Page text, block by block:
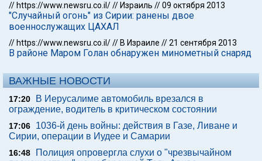
// https://www.newsru.co.il/// Израиль //09 октября 2013
"Случайный огонь" из Сирии: ранены двое
военнослужащих ЦАХАЛ
// https://www.newsru.co.il/// В Израиле //21 сентября 2013
В районе Маром Голан обнаружен минометный снаряд
ВАЖНЫЕ НОВОСТИ
17:20
В Иерусалиме автомобиль врезался в
ограждение, водитель в критическом состоянии
17:06
1036-й день войны: действия в Газе, Ливане и
Сирии, операции в Иудее и Самарии
16:48
Полиция опровергла слухи о "чрезвычайном